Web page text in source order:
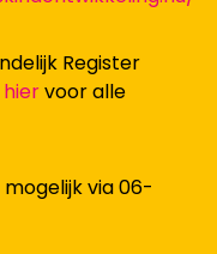
Register
hiervoor alle
via 06-